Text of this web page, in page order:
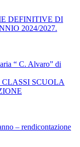
DEFINITIVE DI
2024/2027.
“ C. Alvaro” di
SCUOLA
– rendicontazione